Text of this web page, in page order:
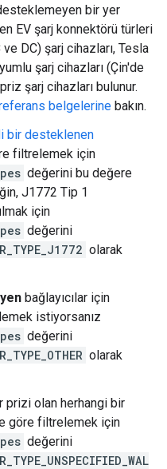
bir yer
EV şarj konnektörü türleri
DC) şarj cihazları, Tesla
şarj cihazları (Çin'de
şarj cihazları bulunur.
belgelerine bakın.
bir desteklenen
filtrelemek için
değerini bu değere
J1772 Tip 1
için
değerini
olarak
bağlayıcılar için
istiyorsanız
değerini
olarak
prizi olan herhangi bir
göre filtrelemek için
değerini